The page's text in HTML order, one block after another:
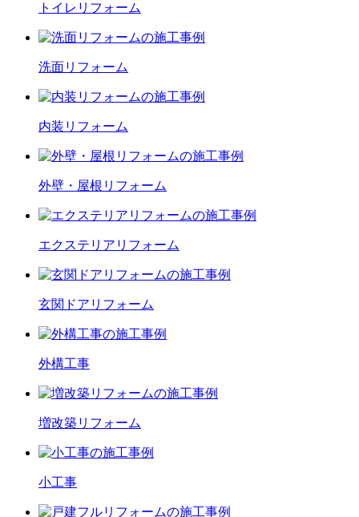
トイレ リフォーム
洗面リフォーム
内装 リフォーム
外壁・屋根 リフォーム
エクステリア リフォーム
玄関ドア リフォーム
外構工事
増改築リフォーム
小工事